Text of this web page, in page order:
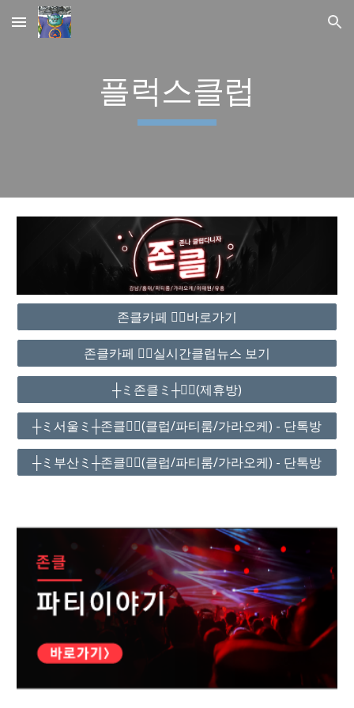
Skip to main content Skip to navigation
플럭스클럽
존클카페 ❤️‍🔥바로가기
존클카페 ❤️‍🔥실시간클럽뉴스 보기
┼ミ존클ミ┼❤️‍🔥(제휴방)
┼ミ서울ミ┼존클❤️‍🔥(클럽/파티룸/가라오케) - 단톡방
┼ミ부산ミ┼존클❤️‍🔥(클럽/파티룸/가라오케) - 단톡방